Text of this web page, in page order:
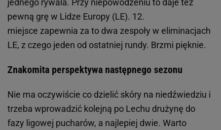
jednego rywala. Przy niepowodzeniu to daje też
pewną grę w Lidze Europy (LE). 12.
miejsce zapewnia za to dwa zespoły w eliminacjach
LE, z czego jeden od ostatniej rundy. Brzmi pięknie.
Znakomita perspektywa następnego sezonu
Nie ma oczywiście co dzielić skóry na niedźwiedziu i
trzeba wprowadzić kolejną po Lechu drużynę do
fazy ligowej pucharów, a najlepiej dwie. Warto